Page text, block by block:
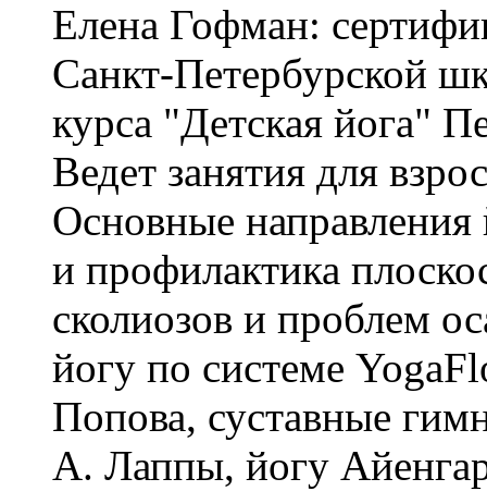
Елена Гофман:
Санкт-Петербурской
курса "Детская йога"
Ведет занятия для
Основные
и профилактика
сколиозов и проблем
йогу по системе
Попова, суставные
А. Лаппы, йогу